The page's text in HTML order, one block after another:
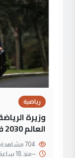
رياضية
وزيرة
العالم 2030 في إسبانيا
--منذ 18 ساعة